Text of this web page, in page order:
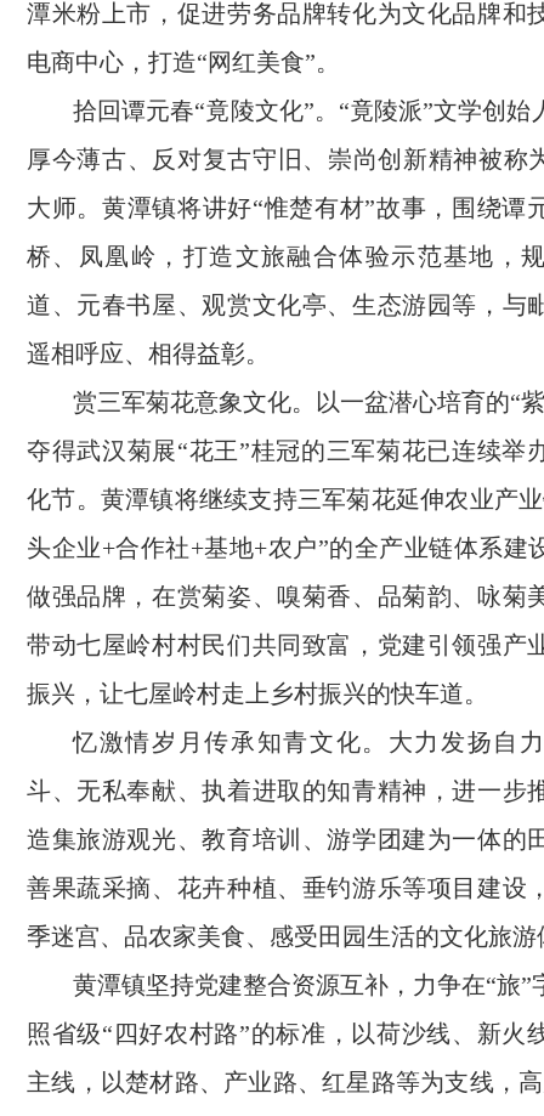
潭米粉上市，促进劳务品牌转化为文化品牌和
电商中心，打造“网红美食”。
拾回谭元春“竟陵文化”。“竟陵派”文学创始
厚今薄古、反对复古守旧、崇尚创新精神被称
大师。黄潭镇将讲好“惟楚有材”故事，围绕谭
桥、凤凰岭，打造文旅融合体验示范基地，
道、元春书屋、观赏文化亭、生态游园等，与
遥相呼应、相得益彰。
赏三军菊花意象文化。以一盆潜心培育的“
夺得武汉菊展“花王”桂冠的三军菊花已连续举
化节。黄潭镇将继续支持三军菊花延伸农业产
头企业+合作社+基地+农户”的全产业链体系建
做强品牌，在赏菊姿、嗅菊香、品菊韵、咏菊
带动七屋岭村村民们共同致富，党建引领强产
振兴，让七屋岭村走上乡村振兴的快车道。
忆激情岁月传承知青文化。大力发扬自
斗、无私奉献、执着进取的知青精神，进一步
造集旅游观光、教育培训、游学团建为一体的
善果蔬采摘、花卉种植、垂钓游乐等项目建设
季迷宫、品农家美食、感受田园生活的文化旅游
黄潭镇坚持党建整合资源互补，力争在“旅”
照省级“四好农村路”的标准，以荷沙线、新火
主线，以楚材路、产业路、红星路等为支线，